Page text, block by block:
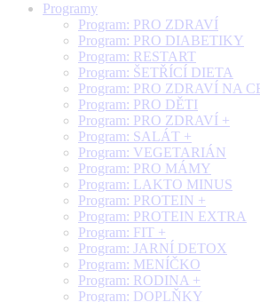
Programy
Program: PRO ZDRAVÍ
Program: PRO DIABETIKY
Program: RESTART
Program: ŠETŘÍCÍ DIETA
Program: PRO ZDRAVÍ NA
Program: PRO DĚTI
Program: PRO ZDRAVÍ +
Program: SALÁT +
Program: VEGETARIÁN
Program: PRO MÁMY
Program: LAKTO MINUS
Program: PROTEIN +
Program: PROTEIN EXTRA
Program: FIT +
Program: JARNÍ DETOX
Program: MENÍČKO
Program: RODINA +
Program: DOPLŇKY